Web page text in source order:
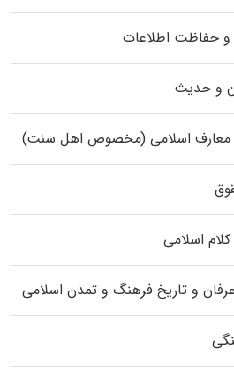
و حفاظت اطلاعات
و حدیث
و معارف اسلامی (مخصوص اهل سنت)
اسلامی
و تاریخ فرهنگ و تمدن اسلامی